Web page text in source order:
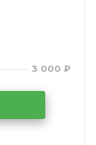
3 000 ₽